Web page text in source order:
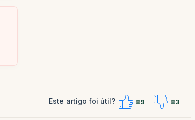
Este artigo foi útil? 89 83